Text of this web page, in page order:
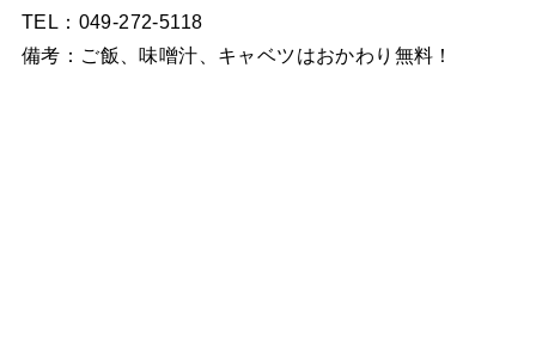
TEL：049-272-5118
備考：ご飯、味噌汁、キャベツはおかわり無料！